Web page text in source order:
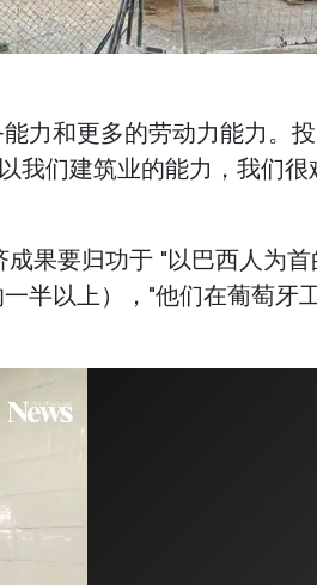
力和更多的劳动力能力。
我们建筑业的能力，我们很
果要归功于 "以巴西人为首
半以上），"他们在葡萄牙